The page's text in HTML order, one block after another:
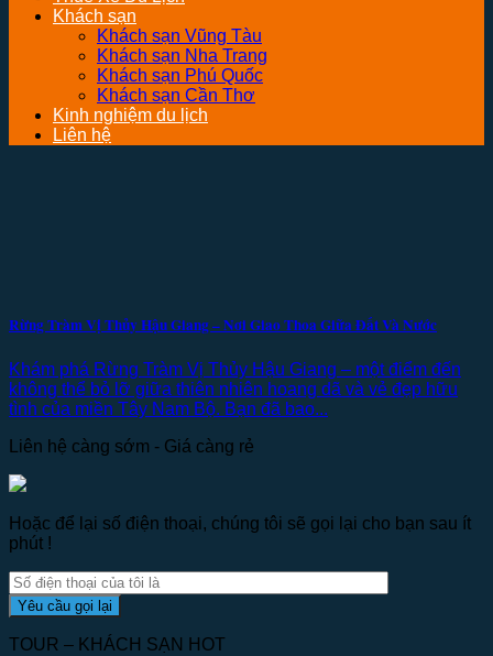
Khách sạn
Khách sạn Vũng Tàu
Khách sạn Nha Trang
Khách sạn Phú Quốc
Khách sạn Cần Thơ
Kinh nghiệm du lịch
Liên hệ
Rừng Tràm Vị Thủy Hậu Giang – Nơi Giao Thoa Giữa Đất Và Nước
Khám phá Rừng Tràm Vị Thủy Hậu Giang – một điểm đến
không thể bỏ lỡ giữa thiên nhiên hoang dã và vẻ đẹp hữu
tình của miền Tây Nam Bộ. Bạn đã bao...
Liên hệ càng sớm - Giá càng rẻ
Hoặc để lại số điện thoại, chúng tôi sẽ gọi lại cho bạn sau ít
phút !
TOUR – KHÁCH SẠN HOT